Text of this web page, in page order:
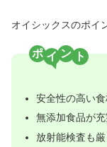
オイシックスのポイ
ポ ン
安全性の高い食
無添加食品が
放射能検査も